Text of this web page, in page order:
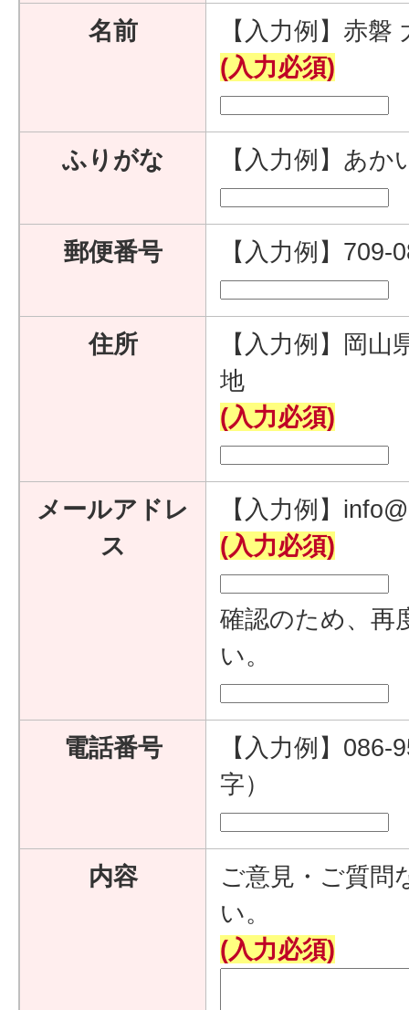
名前
【入力例】赤磐
(入力必須)
ふりがな 【入力例】あ
郵便番号 【入力例】
住所
【入力例】岡
地
(入力必須)
メールアドレ
ス
【入力例】
(入力必須)
確認のため、再
い。
電話番号
【入力例】
字）
内容
ご意見・ご質問
い。
(入力必須)